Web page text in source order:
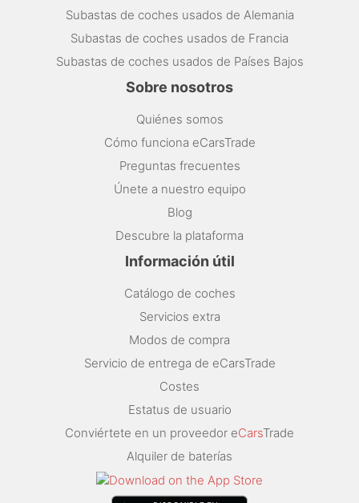
Subastas de coches usados de Alemania
Subastas de coches usados de Francia
Subastas de coches usados de Países Bajos
Sobre nosotros
Quiénes somos
Cómo funciona eCarsTrade
Preguntas frecuentes
Únete a nuestro equipo
Blog
Descubre la plataforma
Información útil
Catálogo de coches
Servicios extra
Modos de compra
Servicio de entrega de eCarsTrade
Costes
Estatus de usuario
Conviértete en un proveedor eCarsTrade
Alquiler de baterías